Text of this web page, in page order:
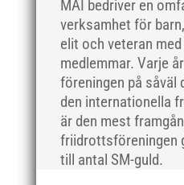
MAI bedriver en
verksamhet för
elit och veteran
medlemmar. Varje
föreningen på såväl
den internationella
är den mest
friidrottsföreningen
till antal SM-guld.
oktober 2021
september 2021
juni 2021
maj 2021
april 2021
mars 2021
februari 2021